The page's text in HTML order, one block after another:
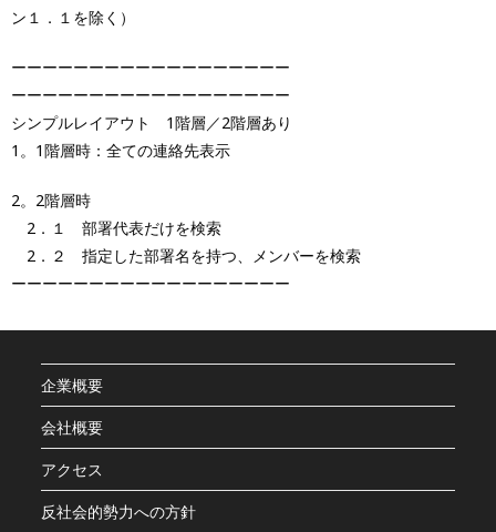
ン１．１を除く）
ーーーーーーーーーーーーーーーーーー
ーーーーーーーーーーーーーーーーーー
シンプルレイアウト 1階層／2階層あり
1。1階層時：全ての連絡先表示
2。2階層時
2．１ 部署代表だけを検索
2．２ 指定した部署名を持つ、メンバーを検索
ーーーーーーーーーーーーーーーーーー
企業概要
会社概要
アクセス
反社会的勢力への方針